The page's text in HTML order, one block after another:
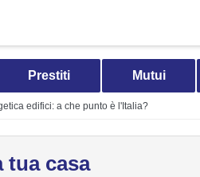
Prestiti Mutui
edifici: a che punto è l'Italia?
tua casa